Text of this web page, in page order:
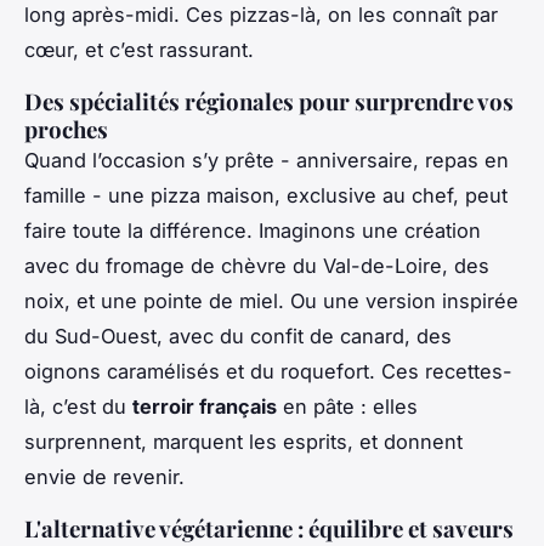
long après-midi. Ces pizzas-là, on les connaît par
cœur, et c’est rassurant.
Des spécialités régionales pour surprendre vos
proches
Quand l’occasion s’y prête - anniversaire, repas en
famille - une pizza maison, exclusive au chef, peut
faire toute la différence. Imaginons une création
avec du fromage de chèvre du Val-de-Loire, des
noix, et une pointe de miel. Ou une version inspirée
du Sud-Ouest, avec du confit de canard, des
oignons caramélisés et du roquefort. Ces recettes-
là, c’est du terroir français en pâte : elles
surprennent, marquent les esprits, et donnent
envie de revenir.
L'alternative végétarienne : équilibre et saveurs